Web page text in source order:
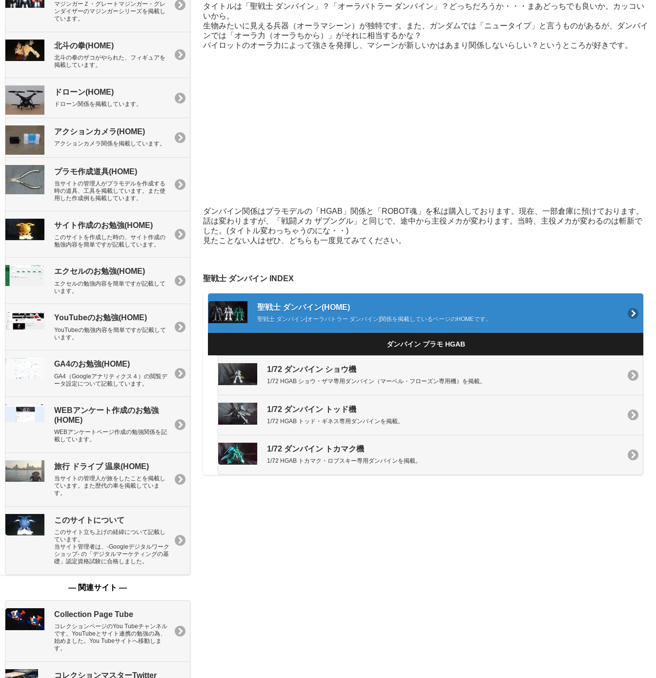
タイトルは「聖戦士 ダンバイン」？「オーラバトラー ダンバイン」？どっちだろうか・・・まあどっちでも良いか。カッコい
いから。
生物みたいに見える兵器（オーラマシーン）が独特です。また、ガンダムでは「ニュータイプ」と言うものがあるが、ダンバイ
ンでは「オーラ力（オーラちから）」がそれに相当するかな？
パイロットのオーラ力によって強さを発揮し、マシーンが新しいかはあまり関係しないらしい？というところが好きです。
ダンバイン関係はプラモデルの「HGAB」関係と「ROBOT魂」を私は購入しております。現在、一部倉庫に預けております。
話は変わりますが、「戦闘メカ ザブングル」と同じで、途中から主役メカが変わります。当時、主役メカが変わるのは斬新で
した。(タイトル変わっちゃうのにな・・)
見たことない人はぜひ、どちらも一度見てみてください。
聖戦士 ダンバイン INDEX
聖戦士 ダンバイン(HOME)
聖戦士 ダンバイン[オーラバトラー ダンバイン]関係を掲載しているページのHOMEです。
ダンバイン プラモ HGAB
1/72 ダンバイン ショウ機
1/72 HGAB ショウ・ザマ専用ダンバイン（マーベル・フローズン専用機）を掲載。
1/72 ダンバイン トッド機
1/72 HGAB トッド・ギネス専用ダンバインを掲載。
1/72 ダンバイン トカマク機
1/72 HGAB トカマク・ロブスキー専用ダンバインを掲載。
マジンガーＺ・グレートマジンガー・グレ
ンダイザーのマジンガーシリーズを掲載し
ています。
北斗の拳(HOME)
北斗の拳のザコがやられた、フィギュアを
掲載しています。
ドローン(HOME)
ドローン関係を掲載しています。
アクションカメラ(HOME)
アクションカメラ関係を掲載しています。
プラモ作成道具(HOME)
当サイトの管理人がプラモデルを作成する
時の道具、工具を掲載しています。また使
用した作成例も掲載しています。
サイト作成のお勉強(HOME)
このサイトを作成した時の、サイト作成の
勉強内容を簡単ですが記載しています。
エクセルのお勉強(HOME)
エクセルの勉強内容を簡単ですが記載して
います。
YouTubeのお勉強(HOME)
YouTubeの勉強内容を簡単ですが記載して
います。
GA4のお勉強(HOME)
GA4（Googleアナリティクス４）の閲覧デ
ータ設定について記載しています。
WEBアンケート作成のお勉強
(HOME)
WEBアンケートページ作成の勉強関係を記
載しています。
旅行 ドライブ 温泉(HOME)
当サイトの管理人が旅をしたことを掲載し
ています。また歴代の車を掲載していま
す。
このサイトについて
このサイト立ち上げの経緯について記載し
ています。
当サイト管理者は、-Googleデジタルワーク
ショップ- の「デジタルマーケティングの基
礎」認定資格試験に合格しました。
― 関連サイト ―
Collection Page Tube
コレクションページのYou Tubeチャンネル
です。YouTubeとサイト連携の勉強の為、
始めました。You Tubeサイトへ移動しま
す。
コレクションマスターTwitter